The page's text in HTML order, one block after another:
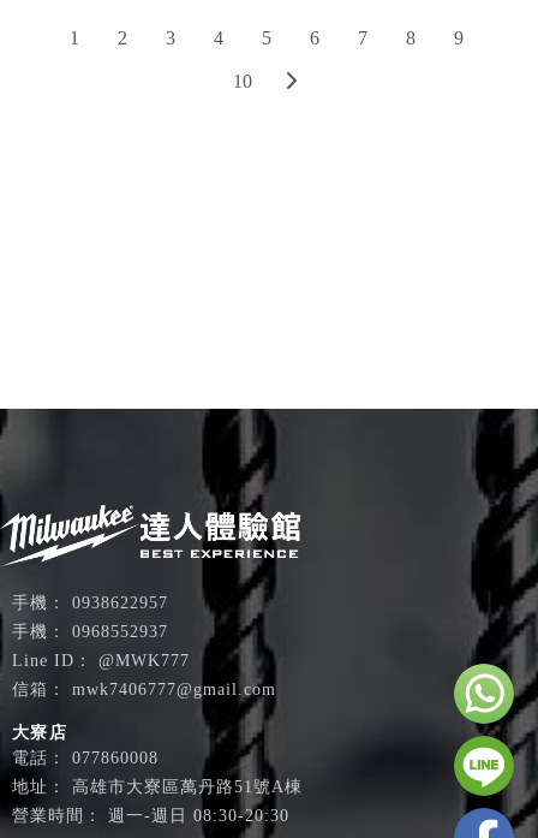
1 2 3 4 5 6 7 8 9
10
@MWK777
0968552937
0938622957
mwk7406777@gmail.com
大寮店
077860008
高雄市大寮區萬丹路51號A棟
週一-週日 08:30-20:30